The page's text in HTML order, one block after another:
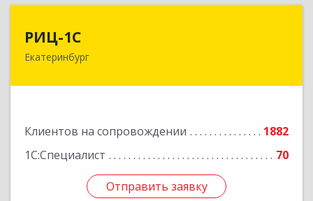
РИЦ-1С
Екатеринбург
Клиентов на сопровождении
1882
1С:Специалист
70
Отправить заявку
620102, Свердловская обл, Екатеринбург г,
Отправить заявку